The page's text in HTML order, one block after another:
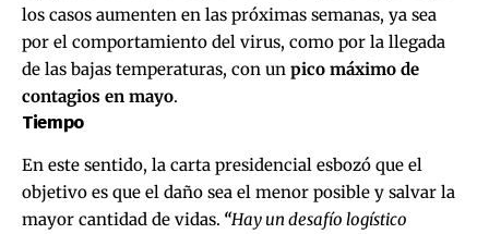
los casos aumenten en las próximas semanas, ya sea
por el comportamiento del virus, como por la llegada
de las bajas temperaturas, con un pico máximo de
contagios en mayo.
Tiempo
En este sentido, la carta presidencial esbozó que el
objetivo es que el daño sea el menor posible y salvar la
mayor cantidad de vidas. “Hay un desafío logístico